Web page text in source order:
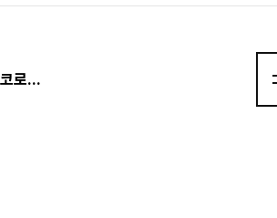
한국뮤지컬제작자협회 출범과 동시에 코로나19로 인한 공동 호소문 발표